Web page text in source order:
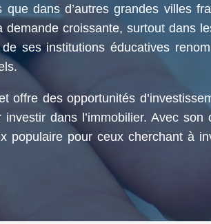
dans d’autres grandes villes
croissante, surtout dans
ses institutions éducatives
des opportunités
dans l’immobilier. Avec
pour ceux cherchant à